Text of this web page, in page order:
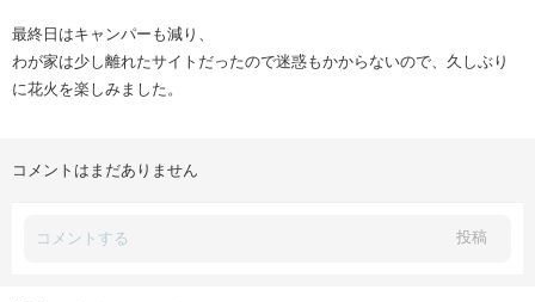
最終日はキャンパーも減り、
わが家は少し離れたサイトだったので迷惑もかからないので、久しぶり
に花火を楽しみました。
コメントはまだありません
投稿